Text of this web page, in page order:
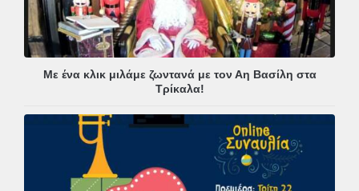
Με ένα κλικ μιλάμε ζωντανά με τον Αη Βασίλη στα
Τρίκαλα!